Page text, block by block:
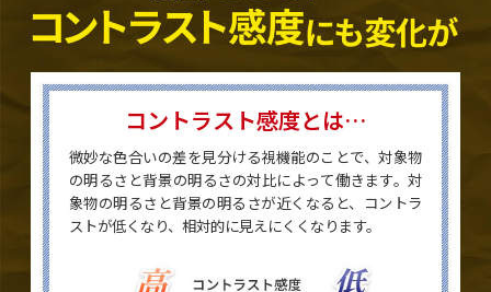
コントラスト感度とは…
微妙な色合いの差を見分ける視機能のことで、対象物
の明るさと背景の明るさの対比によって働きます。対
象物の明るさと背景の明るさが近くなると、コントラ
ストが低くなり、相対的に見えにくくなります。